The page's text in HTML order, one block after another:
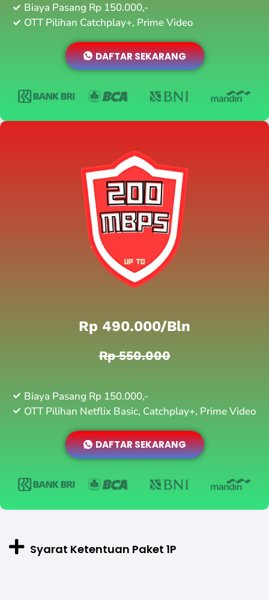
Biaya Pasang Rp 150.000,-
OTT Pilihan Catchplay+, Prime Video
DAFTAR SEKARANG
Rp 490.000/bln
Rp 550.000
Biaya Pasang Rp 150.000,-
OTT Pilihan Netflix Basic, Catchplay+, Prime Video
DAFTAR SEKARANG
Syarat Ketentuan Paket 1P